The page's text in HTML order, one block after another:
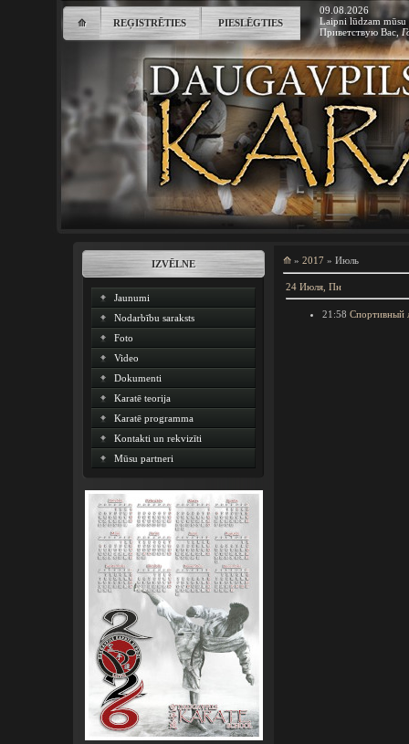
⟰ REĢISTRĒTIES PIESLĒGTIES
09.08.2026
Laipni lūdzam mūsu
Приветствую Вас ,
IZVĒLNE
Jaunumi
Nodarbību saraksts
Foto
Video
Dokumenti
Karatē teorija
Karatē programma
Kontakti un rekvizīti
Mūsu partneri
⟰ » 2017 » Июль
24 Июля, Пн
21:58 Спортивный